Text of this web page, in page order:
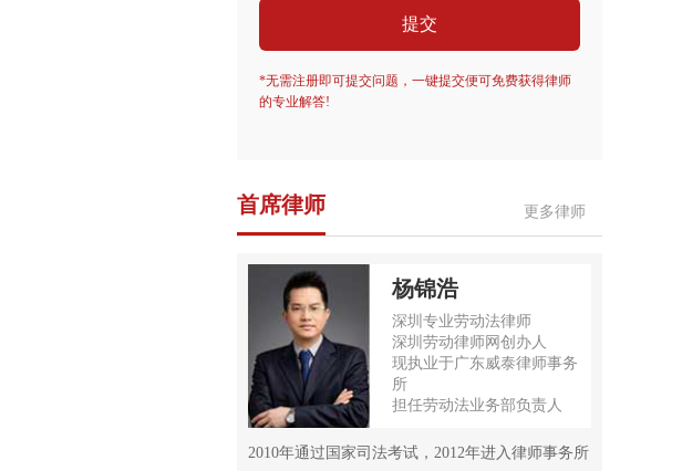
提交
*无需注册即可提交问题，一键提交便可免费获得律师
的专业解答!
首席律师 更多律师
杨锦浩
深圳专业劳动法律师
深圳劳动律师网创办人
现执业于广东威泰律师事务
所
担任劳动法业务部负责人
2010年通过国家司法考试，2012年进入律师事务所